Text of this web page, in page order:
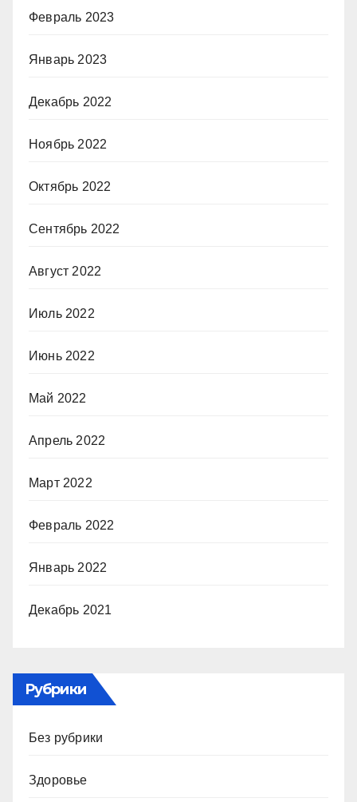
Февраль 2023
Январь 2023
Декабрь 2022
Ноябрь 2022
Октябрь 2022
Сентябрь 2022
Август 2022
Июль 2022
Июнь 2022
Май 2022
Апрель 2022
Март 2022
Февраль 2022
Январь 2022
Декабрь 2021
Рубрики
Без рубрики
Здоровье